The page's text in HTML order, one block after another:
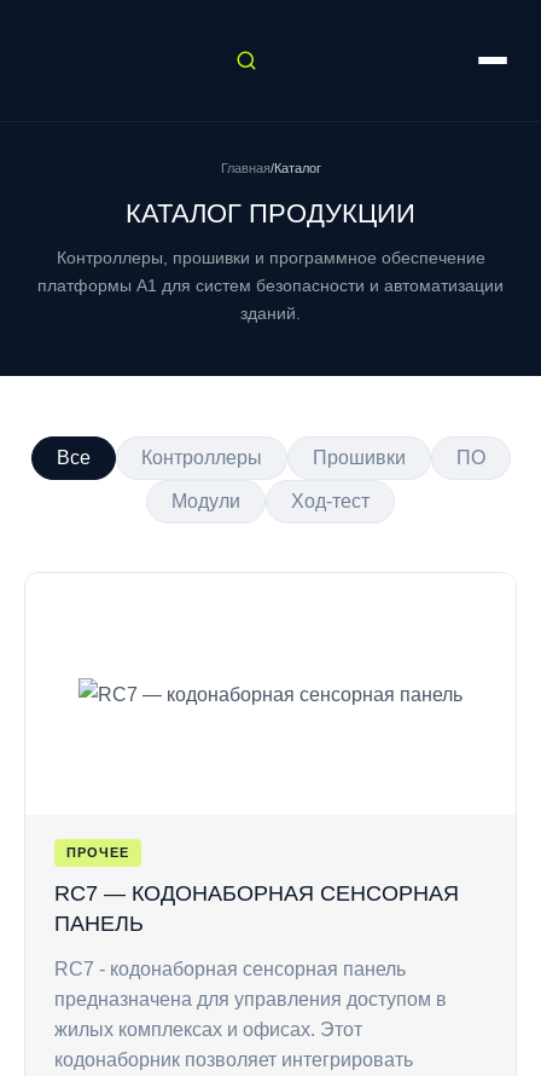
Главная/Каталог
КАТАЛОГ ПРОДУКЦИИ
Контроллеры, прошивки и программное обеспечение
платформы A1 для систем безопасности и автоматизации
зданий.
Все Контроллеры Прошивки ПО
Модули Ход-тест
ПРОЧЕЕ
RC7 — КОДОНАБОРНАЯ СЕНСОРНАЯ
ПАНЕЛЬ
RC7 - кодонаборная сенсорная панель
предназначена для управления доступом в
жилых комплексах и офисах. Этот
кодонаборник позволяет интегрировать